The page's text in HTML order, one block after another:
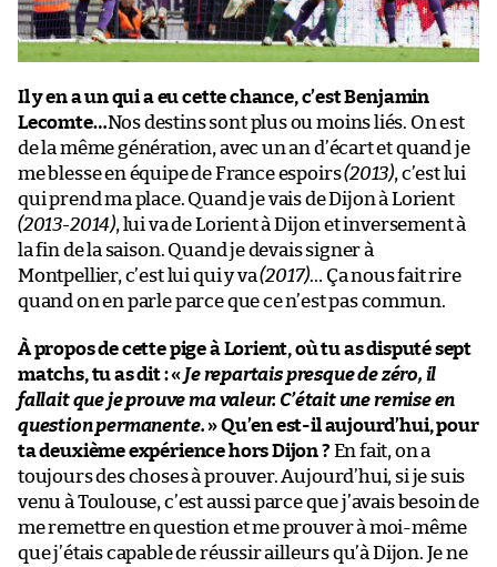
Il y en a un qui a eu cette chance, c’est Benjamin
Lecomte…Nos destins sont plus ou moins liés. On est
de la même génération, avec un an d’écart et quand je
me blesse en équipe de France espoirs(2013), c’est lui
qui prend ma place. Quand je vais de Dijon à Lorient
(2013-2014), lui va de Lorient à Dijon et inversement à
la fin de la saison. Quand je devais signer à
Montpellier, c’est lui qui y va(2017)… Ça nous fait rire
quand on en parle parce que ce n’est pas commun.
À propos de cette pige à Lorient, où tu as disputé sept
matchs, tu as dit : « Je repartais presque de zéro, il
fallait que je prouve ma valeur. C’était une remise en
question permanente.» Qu’en est-il aujourd’hui, pour
ta deuxième expérience hors Dijon ? En fait, on a
toujours des choses à prouver. Aujourd’hui, si je suis
venu à Toulouse, c’est aussi parce que j’avais besoin de
me remettre en question et me prouver à moi-même
que j’étais capable de réussir ailleurs qu’à Dijon. Je ne